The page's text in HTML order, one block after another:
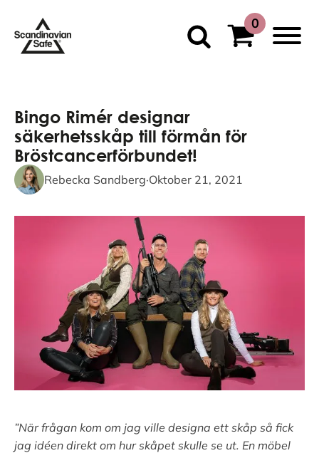
Bingo Rimér designar
säkerhetsskåp till förmån för
Bröstcancerförbundet!
Rebecka Sandberg·Oktober 21, 2021
”När frågan kom om jag ville designa ett skåp så fick
jag idéen direkt om hur skåpet skulle se ut. En möbel